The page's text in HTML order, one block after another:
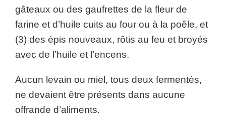
gâteaux ou des gaufrettes de la fleur de
farine et d’huile cuits au four ou à la poêle, et
(3) des épis nouveaux, rôtis au feu et broyés
avec de l’huile et l’encens.
Aucun levain ou miel, tous deux fermentés,
ne devaient être présents dans aucune
offrande d’aliments.